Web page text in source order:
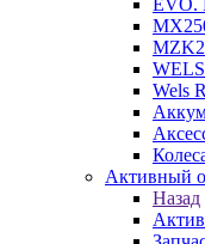
EVO.
Wels
Активный
Назад